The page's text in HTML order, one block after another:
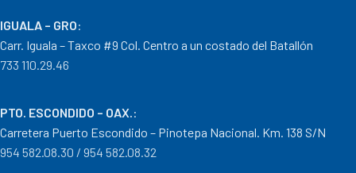
IGUALA – GRO:
Carr. Iguala – Taxco #9 Col. Centro a un costado del Batallón
733 110.29.46
PTO. ESCONDIDO – OAX.:
Carretera Puerto Escondido – Pinotepa Nacional. Km. 138 S/N
954 582.08.30 / 954 582.08.32